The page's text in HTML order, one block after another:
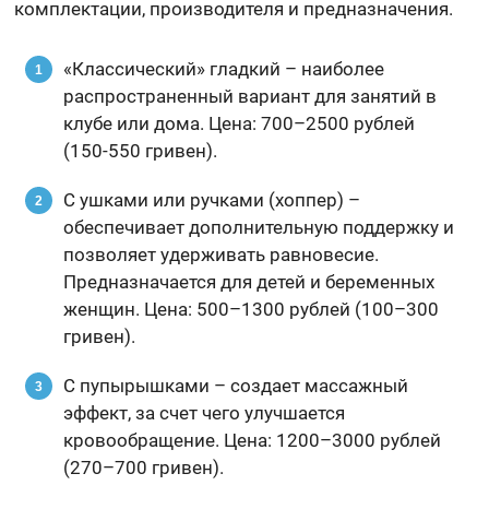
комплектации, производителя и предназначения.
«Классический» гладкий – наиболее
распространенный вариант для занятий в
клубе или дома. Цена: 700–2500 рублей
(150-550 гривен).
С ушками или ручками (хоппер) –
обеспечивает дополнительную поддержку и
позволяет удерживать равновесие.
Предназначается для детей и беременных
женщин. Цена: 500–1300 рублей (100–300
гривен).
С пупырышками – создает массажный
эффект, за счет чего улучшается
кровообращение. Цена: 1200–3000 рублей
(270–700 гривен).